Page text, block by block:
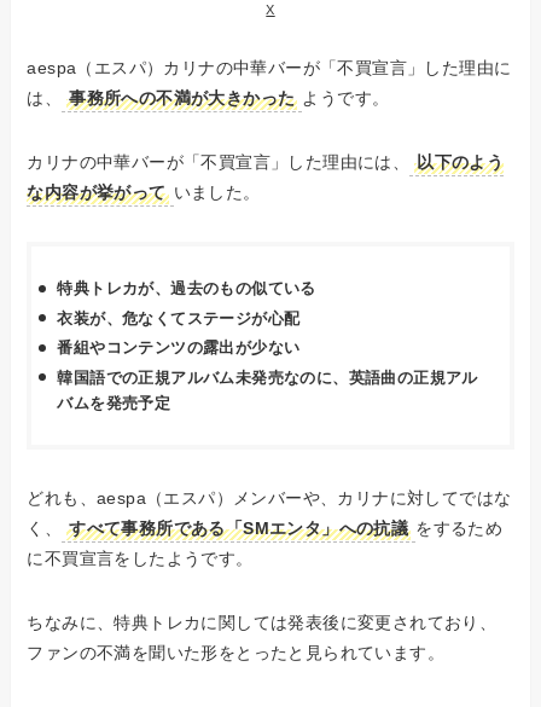
X
aespa（エスパ）カリナの中華バーが「不買宣言」した理由に
は、
事務所への不満が大きかった ようです。
カリナの中華バーが「不買宣言」した理由には、
以下のよう
な内容が挙がって いました。
特典トレカが、過去のもの似ている
衣装が、危なくてステージが心配
番組やコンテンツの露出が少ない
韓国語での正規アルバム未発売なのに、英語曲の正規アル
バムを発売予定
どれも、aespa（エスパ）メンバーや、カリナに対してではな
く、
すべて事務所である「SMエンタ」への抗議 をするため
に不買宣言をしたようです。
ちなみに、特典トレカに関しては発表後に変更されており、
ファンの不満を聞いた形をとったと見られています。